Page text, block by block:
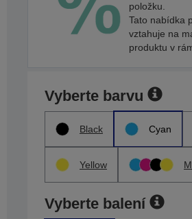
položku.
Tato nabídka
vztahuje na
produktu v
Vyberte barvu
Black Cyan
Yellow
Vyberte balení